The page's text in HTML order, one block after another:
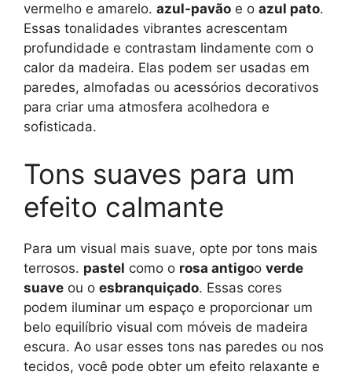
vermelho e amarelo. azul-pavão e o azul pato.
Essas tonalidades vibrantes acrescentam
profundidade e contrastam lindamente com o
calor da madeira. Elas podem ser usadas em
paredes, almofadas ou acessórios decorativos
para criar uma atmosfera acolhedora e
sofisticada.
Tons suaves para um
efeito calmante
Para um visual mais suave, opte por tons mais
terrosos. pastel como o rosa antigoo verde
suave ou o esbranquiçado. Essas cores
podem iluminar um espaço e proporcionar um
belo equilíbrio visual com móveis de madeira
escura. Ao usar esses tons nas paredes ou nos
tecidos, você pode obter um efeito relaxante e